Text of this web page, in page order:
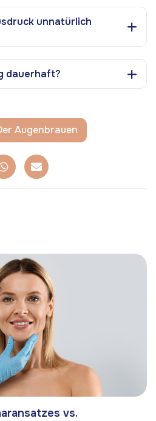
unnatürlich
dauerhaft?
Augenbrauen
vs.